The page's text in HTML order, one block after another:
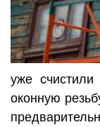
уже счистили
оконную